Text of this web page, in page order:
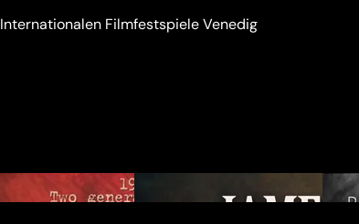
Internationalen Filmfestspiele Venedig